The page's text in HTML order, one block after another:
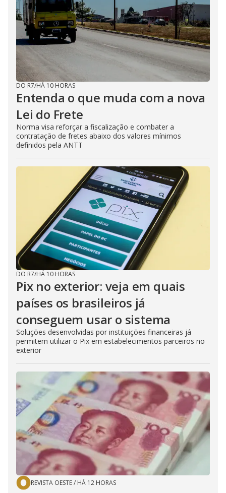
DO R7/HÁ 10 HORAS
Entenda o que muda com a nova
Lei do Frete
Norma visa reforçar a fiscalização e combater a
contratação de fretes abaixo dos valores mínimos
definidos pela ANTT
DO R7/HÁ 10 HORAS
Pix no exterior: veja em quais
países os brasileiros já
conseguem usar o sistema
Soluções desenvolvidas por instituições financeiras já
permitem utilizar o Pix em estabelecimentos parceiros no
exterior
REVISTA OESTE/ HÁ 12 HORAS